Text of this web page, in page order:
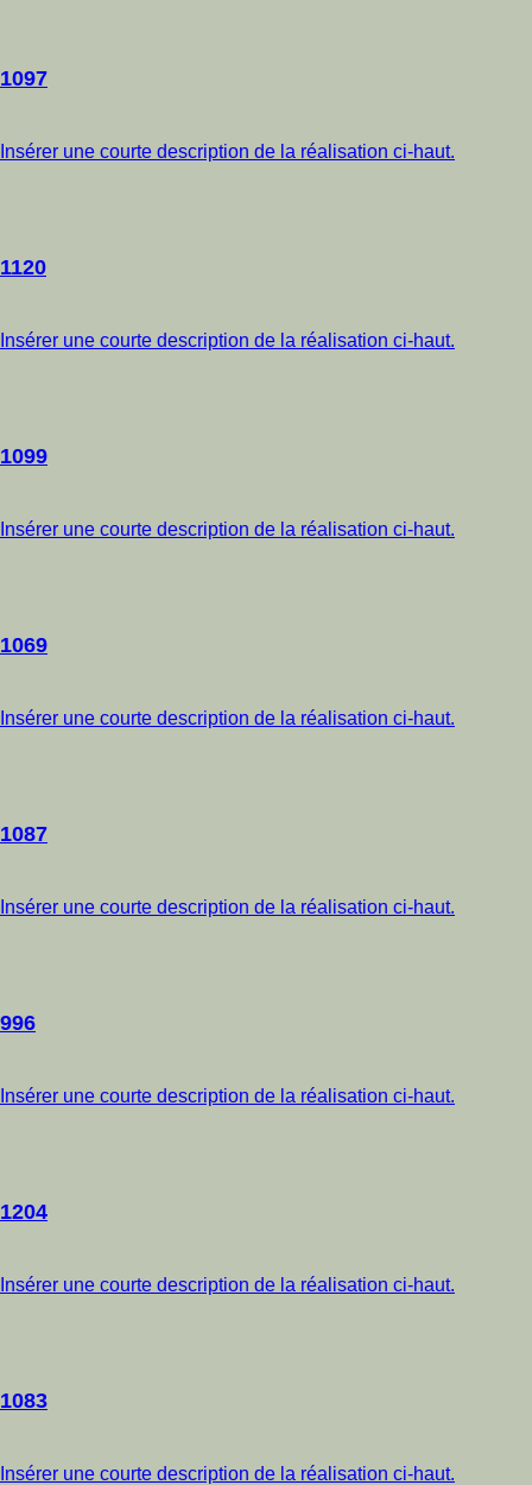
1097
Insérer une courte description de la réalisation ci-haut.
1120
Insérer une courte description de la réalisation ci-haut.
1099
Insérer une courte description de la réalisation ci-haut.
1069
Insérer une courte description de la réalisation ci-haut.
1087
Insérer une courte description de la réalisation ci-haut.
996
Insérer une courte description de la réalisation ci-haut.
1204
Insérer une courte description de la réalisation ci-haut.
1083
Insérer une courte description de la réalisation ci-haut.